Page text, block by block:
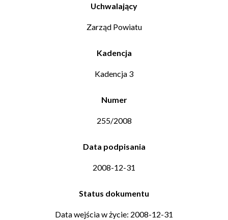
Uchwalający
Zarząd Powiatu
Kadencja
Kadencja 3
Numer
255/2008
Data podpisania
2008-12-31
Status dokumentu
Data wejścia w życie: 2008-12-31